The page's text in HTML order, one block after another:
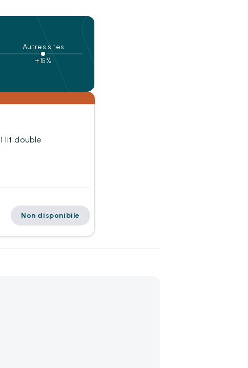
Autres sites
+15%
1 lit double
Non disponibile